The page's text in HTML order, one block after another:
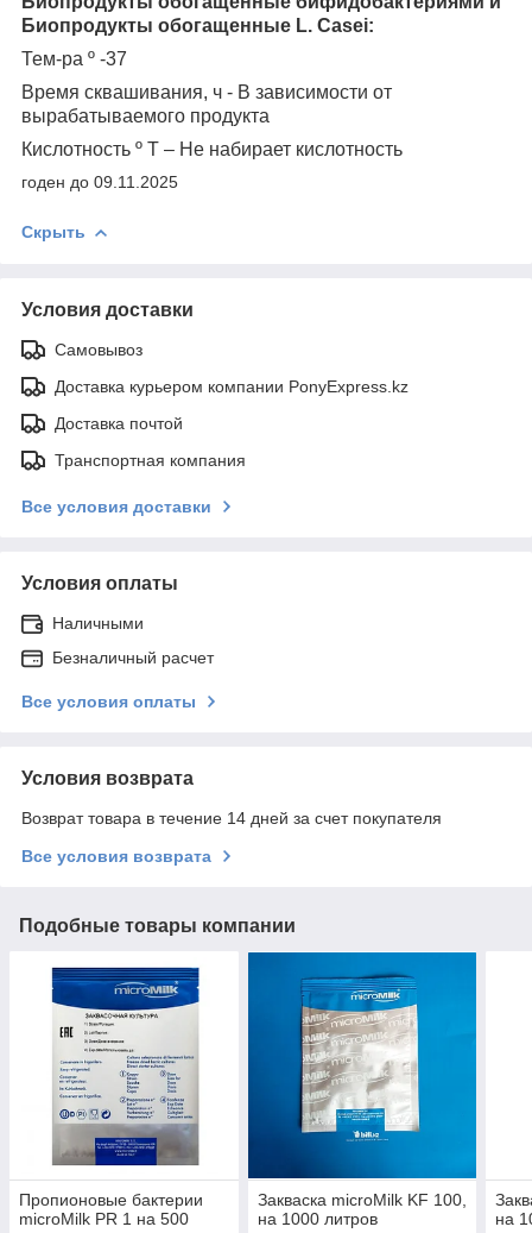
Биопродукты обогащенные L. Casei:
Тем-ра º -37
Время сквашивания, ч - В зависимости от
вырабатываемого продукта
Кислотность º Т – Не набирает кислотность
годен до 09.11.2025
Скрыть
Условия доставки
Самовывоз
Доставка курьером компании PonyExpress.kz
Доставка почтой
Транспортная компания
Все условия доставки
Условия оплаты
Наличными
Безналичный расчет
Все условия оплаты
Условия возврата
Возврат товара в течение 14 дней за счет покупателя
Все условия возврата
Подобные товары компании
Пропионовые бактерии
microMilk PR 1 на 500
Закваска microMilk KF 100,
на 1000 литров
на